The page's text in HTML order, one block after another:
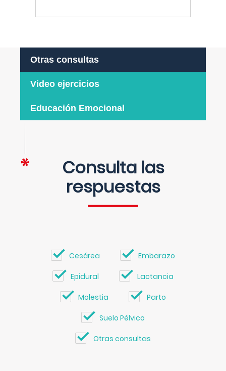
Otras consultas
Video ejercicios
Educación Emocional
Consulta las
respuestas
Cesárea Embarazo
Epidural Lactancia
Molestia Parto
Suelo Pélvico
Otras consultas